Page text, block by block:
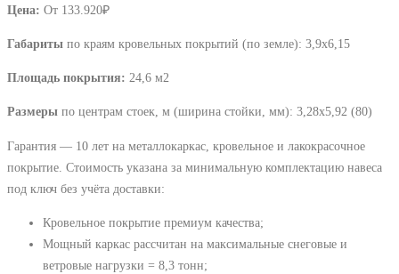
Цена: От 133.920₽
Габариты по краям кровельных покрытий (по земле): 3,9х6,15
Площадь покрытия: 24,6 м2
Размеры по центрам стоек, м (ширина стойки, мм): 3,28х5,92 (80)
Гарантия — 10 лет на металлокаркас, кровельное и лакокрасочное
покрытие. Стоимость указана за минимальную комплектацию навеса
под ключ без учёта доставки:
Кровельное покрытие премиум качества;
Мощный каркас рассчитан на максимальные снеговые и
ветровые нагрузки = 8,3 тонн;